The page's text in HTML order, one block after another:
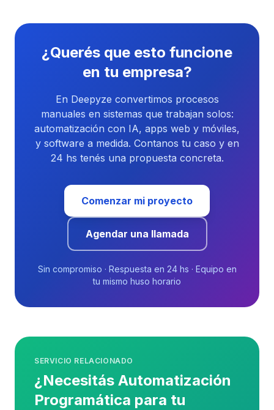
¿Querés que esto funcione
en tu empresa?
En Deepyze convertimos procesos
manuales en sistemas que trabajan solos:
automatización con IA, apps web y móviles,
y software a medida. Contanos tu caso y en
24 hs tenés una propuesta concreta.
Comenzar mi proyecto
Agendar una llamada
Sin compromiso · Respuesta en 24 hs · Equipo en
tu mismo huso horario
SERVICIO RELACIONADO
¿Necesitás Automatización
Programática para tu